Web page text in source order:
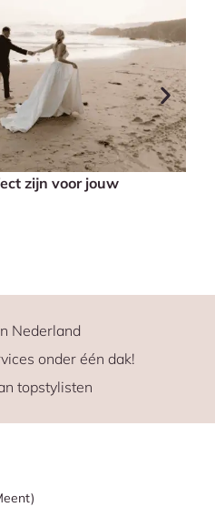
zijn voor jouw
Nederland
onder één dak!
topstylisten